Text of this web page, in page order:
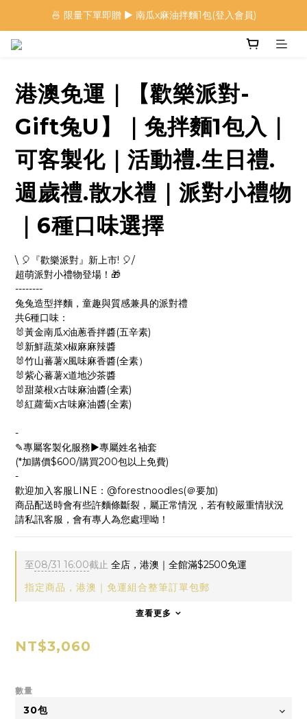
🍜 限量下單即贈 ▶︎ 南瓜x麻油拌麵1包(登入會員)
🍜 限量下單即贈 ▶︎ 南瓜x麻油拌麵1包(登入會員)
🍜 限量下單即贈 ▶︎ 南瓜x麻油拌麵1包(登入會員)
港澳免運｜【歡樂派對-
Gift兔U】｜兔拌麵1包入｜
可客製化｜活動禮.生日禮.
週歲禮.散水禮｜派對小禮物
｜6種口味選擇
\ 🎈『歡樂派對』新上市! 🎈/
超萌派對小禮物登場！🎁
--------
兔兔造型拌麵，童趣與質感兼具的派對禮
共6種口味：
🐰黃金南瓜x油蔥香拌醬(五辛素)
🐰新鮮蔬菜x椒麻麻辣醬
🐰竹山蕃薯x風味麻香醬(全素）
🐰紫心蕃薯x道地沙茶醬
🐰甜菜根x古味麻油醬(全素)
🐰紅蘿蔔x古味麻油醬(全素)
-
✎專屬客製化服務▶專屬姓名袖套
(*加購價$600/購買200包以上免費)
-
歡迎加入客服LINE：@forestnoodles(＠要加)
商品配送時會有些許麵條斷裂，屬正常情況，若有較嚴重情狀況
請私訊客服，會有專人為您處理呦！
至08/31 16:00截止 全店，港澳｜全館滿$2500免運
指定商品，港澳｜免運組合整筆訂單包郵
查看更多
NT$3,060
數量